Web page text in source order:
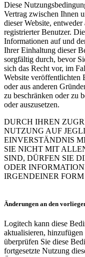
Diese
Vertrag zwischen Ihnen
dieser Website,
registrierter Benutzer.
Informationen auf und
Ihrer Einhaltung dieser
sorgfältig durch, bevor
sich das Recht vor, im
Website veröffentlichten
oder aus anderen
zu beschränken oder zu
oder auszusetzen.
DURCH IHREN
NUTZUNG AUF
EINVERSTÄNDNIS
SIE NICHT MIT
SIND, DÜRFEN SIE
ODER
IRGENDEINER
Änderungen an den
Logitech kann diese
aktualisieren,
überprüfen Sie diese
fortgesetzte Nutzung